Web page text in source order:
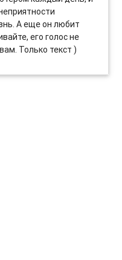
А еще он любит
его голос не
Только текст )